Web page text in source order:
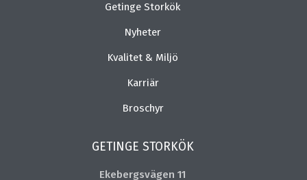
Getinge Storkök
Nyheter
Kvalitet & Miljö
Karriär
Broschyr
GETINGE STORKÖK
Ekebergsvägen 11